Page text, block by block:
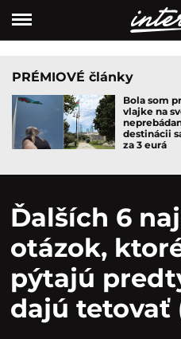
PRÉMIOVÉ články
Bola som
vlajke na
destinácii
za 3 eurá
Ďalších 6
otázok,
pýtajú
dajú tetovať